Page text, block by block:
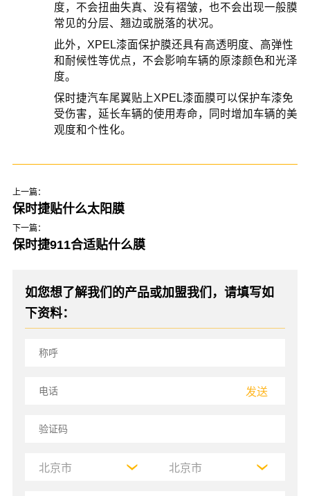
度，不会扭曲失真、没有褶皱，也不会出现一般膜
常见的分层、翘边或脱落的状况。
此外，XPEL漆面保护膜还具有高透明度、高弹性
和耐候性等优点，不会影响车辆的原漆颜色和光泽
度。
保时捷汽车尾翼贴上XPEL漆面膜可以保护车漆免
受伤害，延长车辆的使用寿命，同时增加车辆的美
观度和个性化。
上一篇：
保时捷贴什么太阳膜
下一篇：
保时捷911合适贴什么膜
如您想了解我们的产品或加盟我们，请填写如
下资料：
发送